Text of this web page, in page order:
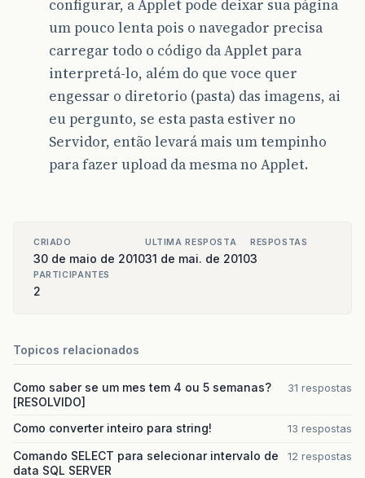
configurar, a Applet pode deixar sua página
um pouco lenta pois o navegador precisa
carregar todo o código da Applet para
interpretá-lo, além do que voce quer
engessar o diretorio (pasta) das imagens, ai
eu pergunto, se esta pasta estiver no
Servidor, então levará mais um tempinho
para fazer upload da mesma no Applet.
CRIADO
30 de maio de 2010
ULTIMA RESPOSTA
31 de mai. de 2010
RESPOSTAS
3
PARTICIPANTES
2
Topicos relacionados
Como saber se um mes tem 4 ou 5 semanas?
[RESOLVIDO]
31 respostas
Como converter inteiro para string! 13 respostas
Comando SELECT para selecionar intervalo de
data SQL SERVER
12 respostas